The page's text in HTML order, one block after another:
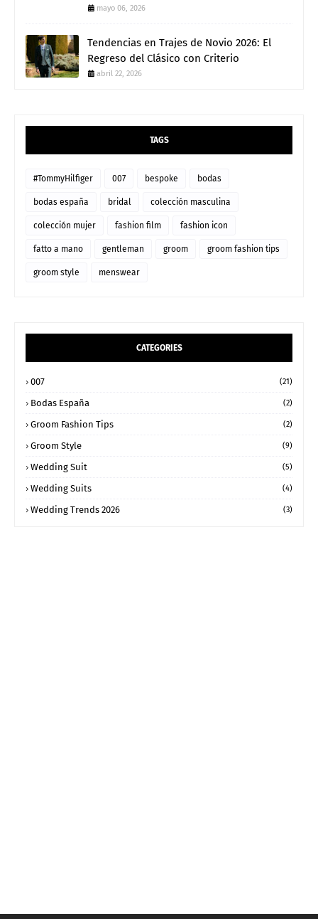
mayo 06, 2026
Tendencias en Trajes de Novio 2026: El
Regreso del Clásico con Criterio
abril 22, 2026
TAGS
#TommyHilfiger 007 bespoke bodas
bodas españa bridal colección masculina
colección mujer fashion film fashion icon
fatto a mano gentleman groom groom fashion tips
groom style menswear
CATEGORIES
007 (21)
Bodas España (2)
Groom Fashion Tips (2)
Groom Style (9)
Wedding Suit (5)
Wedding Suits (4)
Wedding Trends 2026 (3)